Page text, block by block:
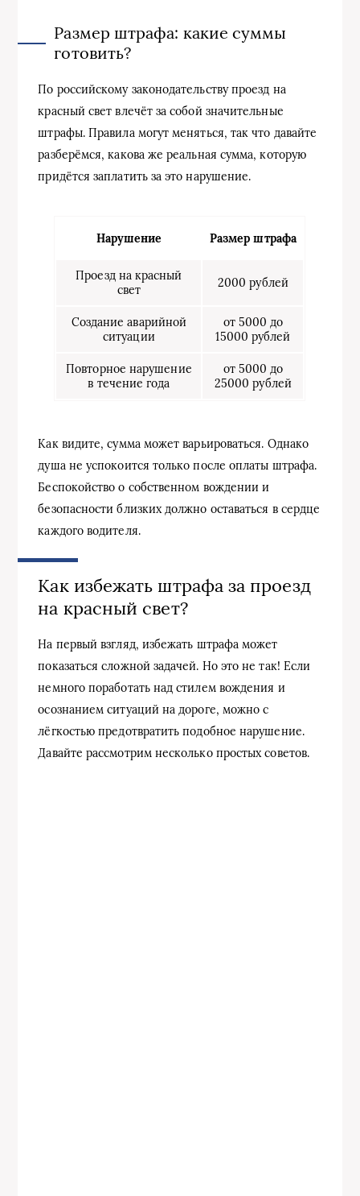
Размер штрафа: какие суммы
готовить?
По российскому законодательству проезд на
красный свет влечёт за собой значительные
штрафы. Правила могут меняться, так что давайте
разберёмся, какова же реальная сумма, которую
придётся заплатить за это нарушение.
Нарушение Размер штрафа
Проезд на красный
свет
2000 рублей
Создание аварийной
ситуации
от 5000 до
15000 рублей
Повторное нарушение
в течение года
от 5000 до
25000 рублей
Как видите, сумма может варьироваться. Однако
душа не успокоится только после оплаты штрафа.
Беспокойство о собственном вождении и
безопасности близких должно оставаться в сердце
каждого водителя.
Как избежать штрафа за проезд
на красный свет?
На первый взгляд, избежать штрафа может
показаться сложной задачей. Но это не так! Если
немного поработать над стилем вождения и
осознанием ситуаций на дороге, можно с
лёгкостью предотвратить подобное нарушение.
Давайте рассмотрим несколько простых советов.